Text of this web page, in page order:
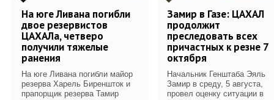
На юге Ливана погибли
двое резервистов
ЦАХАЛа, четверо
получили тяжелые
ранения
На юге Ливана погибли майор
резерва Харель Биреншток и
прапорщик резерва Тамир
Замир в Газе: ЦАХАЛ
продолжит
преследовать всех
причастных к резне 7
октября
Начальник Генштаба Эяль
Замир в среду, 5 августа,
провел оценку ситуации в